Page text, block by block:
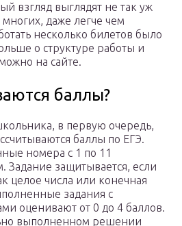
взгляд выглядят не так уж
даже легче чем
несколько билетов было
о структуре работы и
на сайте.
баллы?
в первую очередь,
баллы по ЕГЭ.
номера с 1 по 11
Задание защитывается, если
целое числа или конечная
задания с
оценивают от 0 до 4 баллов.
выполненном решении